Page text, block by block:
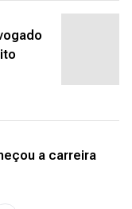
a carreira